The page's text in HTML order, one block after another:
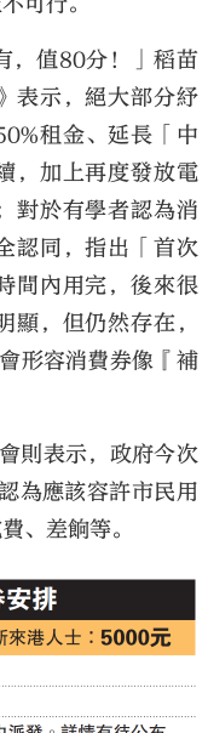
，值80分！」稻苗
表示，絕大部分紓
租金、延長「中
，加上再度發放電
對於有學者認為消
認同，指出「首次
間內用完，後來很
顯，但仍然存在，
形容消費券像『補
則表示，政府今次
為應該容許市民用
、差餉等。